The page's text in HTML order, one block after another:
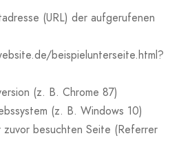
(URL) der aufgerufenen
beispielunterseite.html?
(z. B. Chrome 87)
(z. B. Windows 10)
zuvor besuchten Seite (Referrer